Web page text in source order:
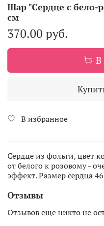
Шар "Сердце с бело-
см
370.00 руб.
В
В избранное
Сердце из фольги, цвет
от белого к розовому -
эффект. Размер сердца
Отзывы
Отзывов еще никто не